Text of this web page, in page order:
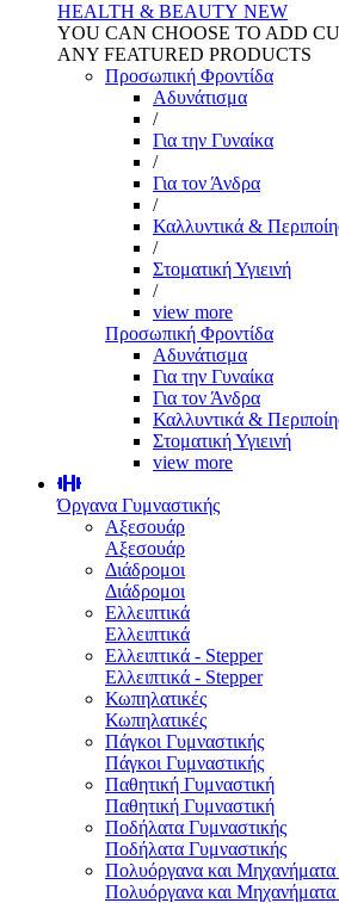
HEALTH & BEAUTY NEW
YOU CAN CHOOSE TO ADD
ANY FEATURED PRODUCTS
Προσωπική Φροντίδα
Αδυνάτισμα
/
Για την Γυναίκα
/
Για τον Άνδρα
/
Καλλυντικά &
/
Στοματική Υγιεινή
/
view more
Προσωπική Φροντίδα
Αδυνάτισμα
Για την Γυναίκα
Για τον Άνδρα
Καλλυντικά &
Στοματική Υγιεινή
view more
Όργανα Γυμναστικής
Αξεσουάρ
Αξεσουάρ
Διάδρομοι
Διάδρομοι
Ελλειπτικά
Ελλειπτικά
Ελλειπτικά - Stepper
Ελλειπτικά - Stepper
Κωπηλατικές
Κωπηλατικές
Πάγκοι Γυμναστικής
Πάγκοι Γυμναστικής
Παθητική Γυμναστική
Παθητική Γυμναστική
Ποδήλατα Γυμναστικής
Ποδήλατα Γυμναστικής
Πολυόργανα και Μηχανήματα
Πολυόργανα και Μηχανήματα